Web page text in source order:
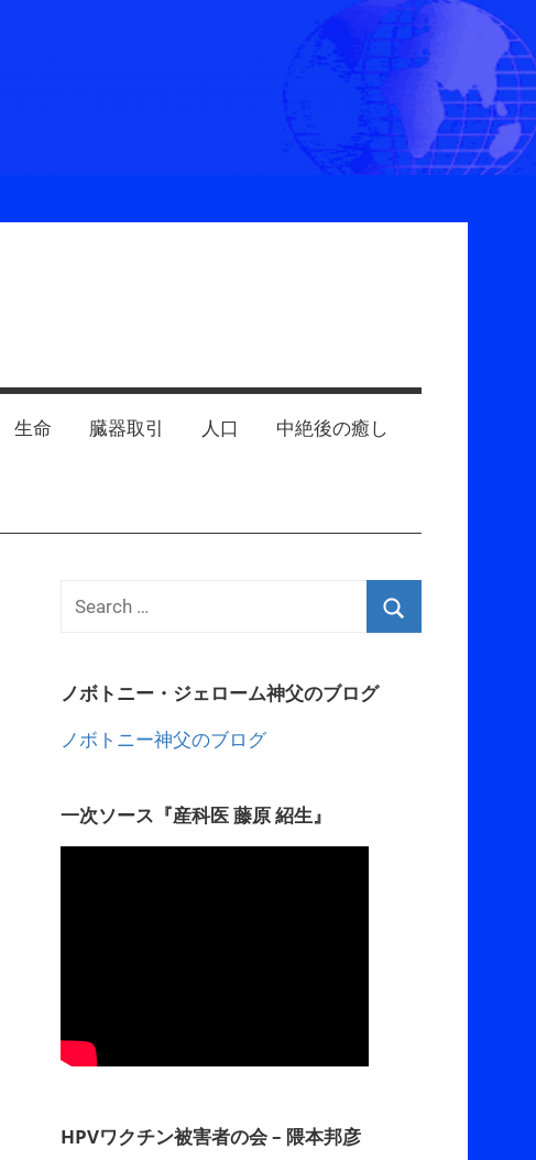
生命 臓器取引 人口 中絶後の癒し
ノボトニー・ジェローム神父のブログ
ノボトニー神父のブログ
一次ソース『産科医 藤原 紹生』
HPVワクチン被害者の会 – 隈本邦彦